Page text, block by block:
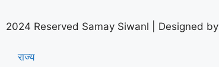
2024 Reserved Samay Siwanl | Designed by
राज्य